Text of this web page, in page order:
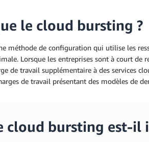
le cloud bursting ?
méthode de configuration qui utilise les
Lorsque les entreprises sont à court de
de travail supplémentaire à des services
de travail présentant des modèles de
cloud bursting est-il